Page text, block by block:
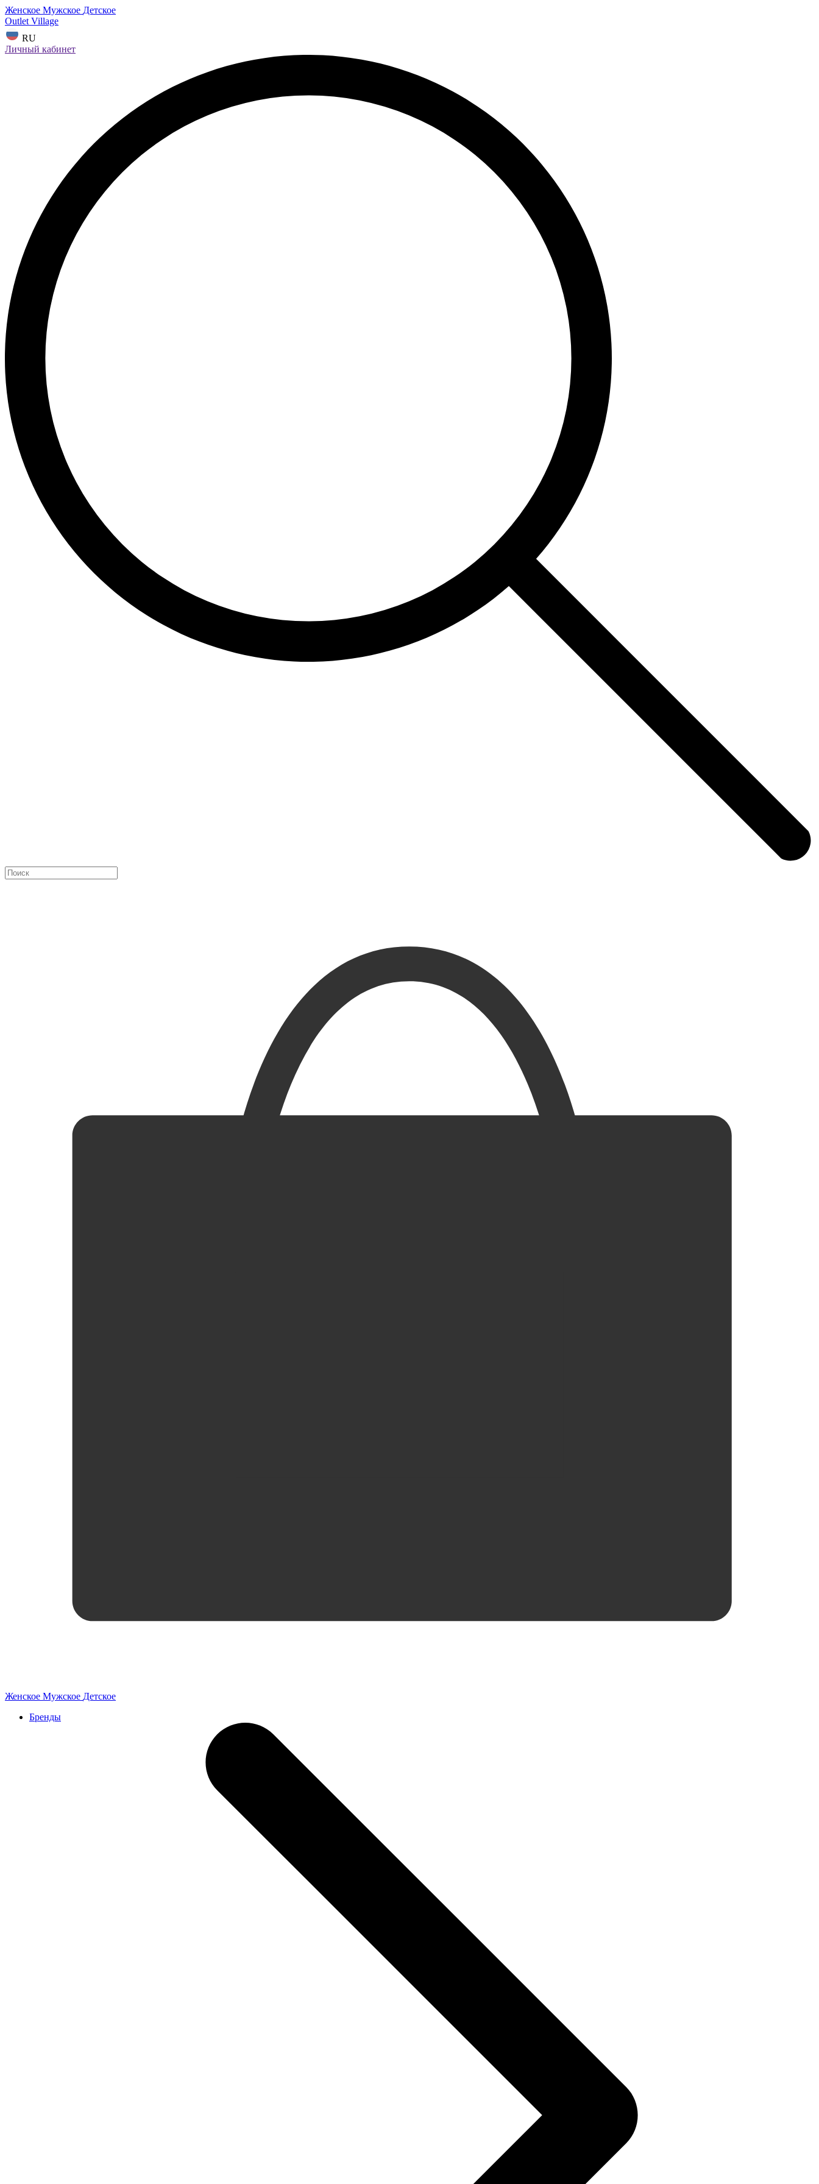
Женское Мужское Детское
Outlet Village
RU
Личный кабинет
Женское Мужское Детское
Бренды